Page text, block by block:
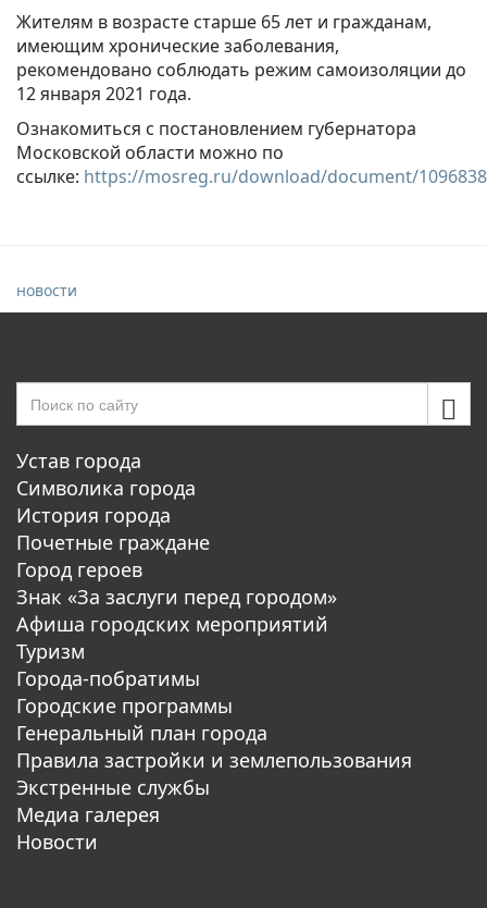
Жителям в возрасте старше 65 лет и гражданам,
имеющим хронические заболевания,
рекомендовано соблюдать режим самоизоляции до
12 января 2021 года.
Ознакомиться с постановлением губернатора
Московской области можно по
ссылке: https://mosreg.ru/download/document/1096838
новости
Устав города
Символика города
История города
Почетные граждане
Город героев
Знак «За заслуги перед городом»
Афиша городских мероприятий
Туризм
Города-побратимы
Городские программы
Генеральный план города
Правила застройки и землепользования
Экстренные службы
Медиа галерея
Новости